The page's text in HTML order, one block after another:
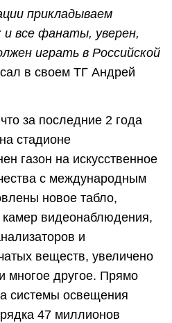
прикладываем
и все фанаты, уверен,
играть в Российской
в своем ТГ Андрей
за последние 2 года
стадионе
газон на искусственное
с международным
новое табло,
видеонаблюдения,
и
веществ, увеличено
многое другое. Прямо
системы освещения
47 миллионов